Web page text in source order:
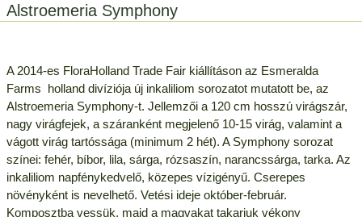
Alstroemeria Symphony
A 2014-es FloraHolland Trade Fair kiállításon az Esmeralda
Farms holland divíziója új inkaliliom sorozatot mutatott be, az
Alstroemeria Symphony-t. Jellemzői a 120 cm hosszú virágszár,
nagy virágfejek, a száranként megjelenő 10-15 virág, valamint a
vágott virág tartóssága (minimum 2 hét). A Symphony sorozat
színei: fehér, bíbor, lila, sárga, rózsaszín, narancssárga, tarka. Az
inkaliliom napfénykedvelő, közepes vízigényű. Cserepes
növényként is nevelhető. Vetési ideje október-február.
Komposztba vessük, majd a magvakat takarjuk vékony